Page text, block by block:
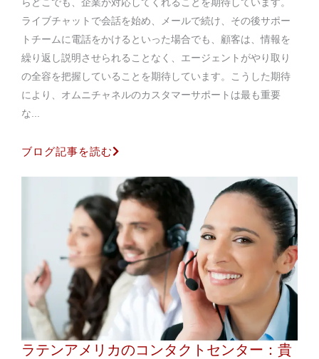
らどこでも、企業が対応してくれることを期待しています。
ライブチャットで会話を始め、メールで続け、その後サポー
トチームに電話をかけるといった場合でも、顧客は、情報を
繰り返し説明させられることなく、エージェントがやり取り
の全容を把握していることを期待しています。こうした期待
により、オムニチャネルのカスタマーサポートは最も重要
な...
ブログ記事を読む
ラテンアメリカのコンタクトセンター：貴